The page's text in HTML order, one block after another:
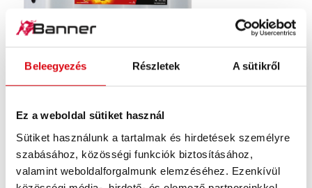
Beleegyezés Részletek A sütikről
Ez a weboldal sütiket használ
Sütiket használunk a tartalmak és hirdetések személyre
szabásához, közösségi funkciók biztosításához,
valamint weboldalforgalmunk elemzéséhez. Ezenkívül
Buffalo Bull SLI
A Banner márkaminőség cégére. Eredeti minőség
utólagos beszereléshez (OE).